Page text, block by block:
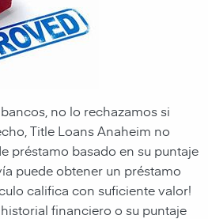
no lo rechazamos si
Title Loans Anaheim no
préstamo basado en su puntaje
puede obtener un préstamo
califica con suficiente valor!
historial financiero o su puntaje